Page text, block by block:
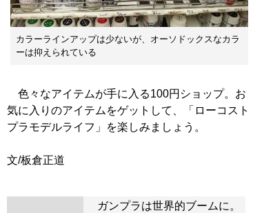
カラーラインアップは少ないが、オーソドックスなカラ
ーは抑えられている
色々なアイテムが手に入る100円ショップ。お
気に入りのアイテムをゲットして、「ローコスト
プラモデルライフ」を楽しみましょう。
ガンプラは世界的ブームに。